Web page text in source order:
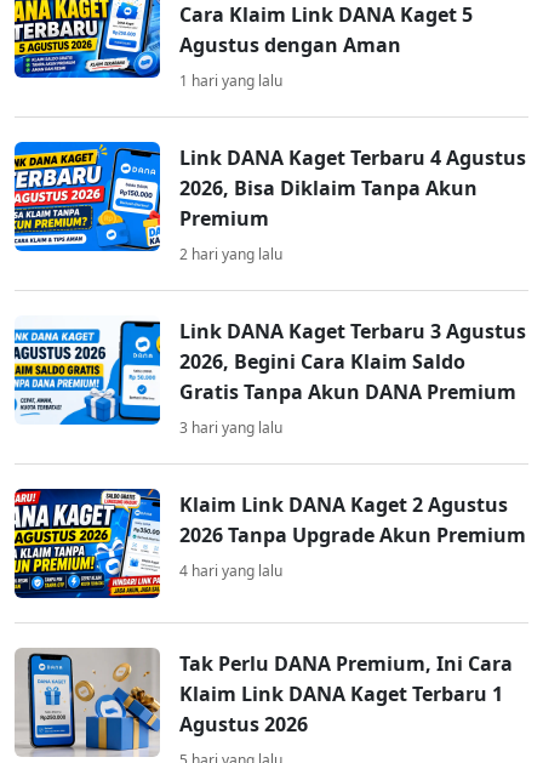
Cara Klaim Link DANA Kaget 5
Agustus dengan Aman
1 hari yang lalu
Link DANA Kaget Terbaru 4 Agustus
2026, Bisa Diklaim Tanpa Akun
Premium
2 hari yang lalu
Link DANA Kaget Terbaru 3 Agustus
2026, Begini Cara Klaim Saldo
Gratis Tanpa Akun DANA Premium
3 hari yang lalu
Klaim Link DANA Kaget 2 Agustus
2026 Tanpa Upgrade Akun Premium
4 hari yang lalu
Tak Perlu DANA Premium, Ini Cara
Klaim Link DANA Kaget Terbaru 1
Agustus 2026